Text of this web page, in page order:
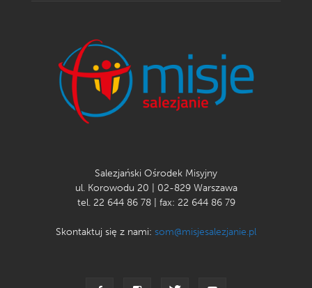
Salezjański Ośrodek Misyjny
ul. Korowodu 20 | 02-829 Warszawa
tel. 22 644 86 78 | fax: 22 644 86 79
Skontaktuj się z nami: som@misjesalezjanie.pl